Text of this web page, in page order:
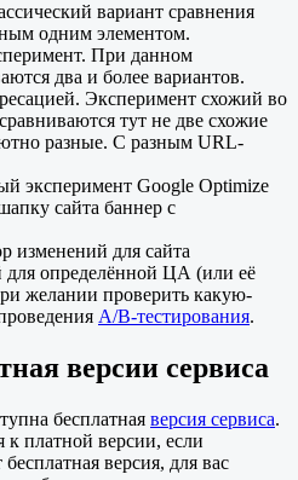
вариант сравнения
одним элементом.
При данном
два и более вариантов.
Эксперимент схожий во
тут не две схожие
разные. С разным URL-
эксперимент Google Optimize
сайта баннер с
изменений для сайта
для определённой ЦА (или её
желании проверить какую-
A/B-тестирования.
версии сервиса
бесплатная версия сервиса.
к платной версии, если
версия, для вас